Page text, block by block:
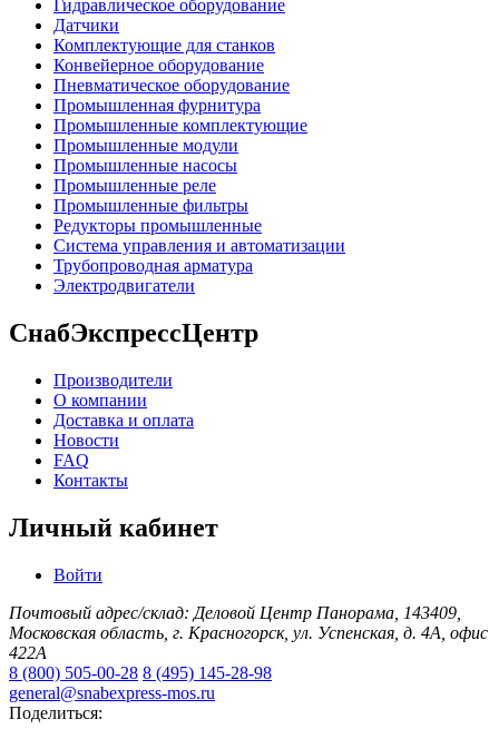
Гидравлическое оборудование
Датчики
Комплектующие для станков
Конвейерное оборудование
Пневматическое оборудование
Промышленная фурнитура
Промышленные комплектующие
Промышленные модули
Промышленные насосы
Промышленные реле
Промышленные фильтры
Редукторы промышленные
Система управления и автоматизации
Трубопроводная арматура
Электродвигатели
СнабЭкспрессЦентр
Производители
О компании
Доставка и оплата
Новости
FAQ
Контакты
Личный кабинет
Войти
Почтовый адрес/склад: Деловой Центр Панорама, 143409,
Московская область, г. Красногорск, ул. Успенская, д. 4А, офис
422А
8 (800) 505-00-28 8 (495) 145-28-98
general@snabexpress-mos.ru
Поделиться: